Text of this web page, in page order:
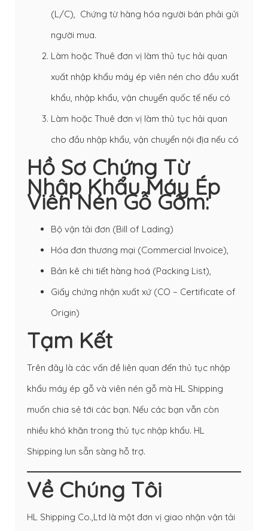
(L/C), Chứng từ hàng hóa người bán phải gửi
người mua.
Làm hoặc Thuê đơn vị làm thủ tục hải quan
xuất nhập khẩu máy ép viên nén cho đầu xuất
khẩu, nhập khẩu, vận chuyển quốc tế nếu có
Làm hoặc Thuê đơn vị làm thủ tục hải quan
cho đầu nhập khẩu, vận chuyển nội địa nếu có
Hồ Sơ Chứng Từ
Nhập Khẩu Máy Ép
Viên Nén Gỗ Gồm:
Bộ vận tải đơn (Bill of Lading)
Hóa đơn thương mại (Commercial Invoice),
Bản kê chi tiết hàng hoá (Packing List),
Giấy chứng nhận xuất xứ (CO – Certificate of
Origin)
Tạm Kết
Trên đây là các vấn đề liên quan đến thủ tục nhập
khẩu máy ép gỗ và viên nén gỗ mà HL Shipping
muốn chia sẻ tới các bạn. Nếu các bạn vẫn còn
nhiều khó khăn trong thủ tục nhập khẩu. HL
Shipping lun sẵn sàng hỗ trợ.
Về Chúng Tôi
HL Shipping Co.,Ltd là một đơn vị giao nhận vận tải